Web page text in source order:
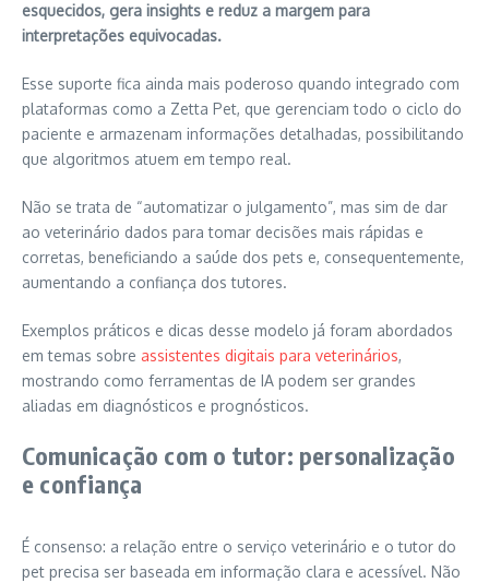
esquecidos, gera insights e reduz a margem para
interpretações equivocadas.
Esse suporte fica ainda mais poderoso quando integrado com
plataformas como a Zetta Pet, que gerenciam todo o ciclo do
paciente e armazenam informações detalhadas, possibilitando
que algoritmos atuem em tempo real.
Não se trata de “automatizar o julgamento”, mas sim de dar
ao veterinário dados para tomar decisões mais rápidas e
corretas, beneficiando a saúde dos pets e, consequentemente,
aumentando a confiança dos tutores.
Exemplos práticos e dicas desse modelo já foram abordados
em temas sobre assistentes digitais para veterinários,
mostrando como ferramentas de IA podem ser grandes
aliadas em diagnósticos e prognósticos.
Comunicação com o tutor: personalização
e confiança
É consenso: a relação entre o serviço veterinário e o tutor do
pet precisa ser baseada em informação clara e acessível. Não